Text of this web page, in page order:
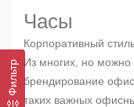
Фильтр
Часы
Корпоративный
Из многих, но можно
брендирование
таких важных